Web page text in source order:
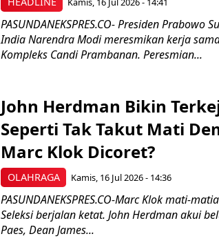
PASUNDANEKSPRES.CO- Presiden
India Narendra Modi meresmikan kerja
Kompleks Candi Prambanan. Peresmian...
OLAHRAGA
John Herdman Bikin
Seperti Tak Takut Mati
Marc Klok Dicoret?
Kamis, 16 Jul 2026 - 14:36
PASUNDANEKSPRES.CO-Marc Klok mati-
Seleksi berjalan ketat. John Herdman akui
Paes, Dean James...